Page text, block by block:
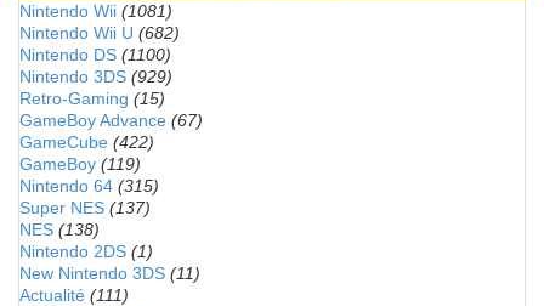
Nintendo Wii (1081)
Nintendo Wii U (682)
Nintendo DS (1100)
Nintendo 3DS (929)
Retro-Gaming (15)
GameBoy Advance (67)
GameCube (422)
GameBoy (119)
Nintendo 64 (315)
Super NES (137)
NES (138)
Nintendo 2DS (1)
New Nintendo 3DS (11)
Actualité (111)